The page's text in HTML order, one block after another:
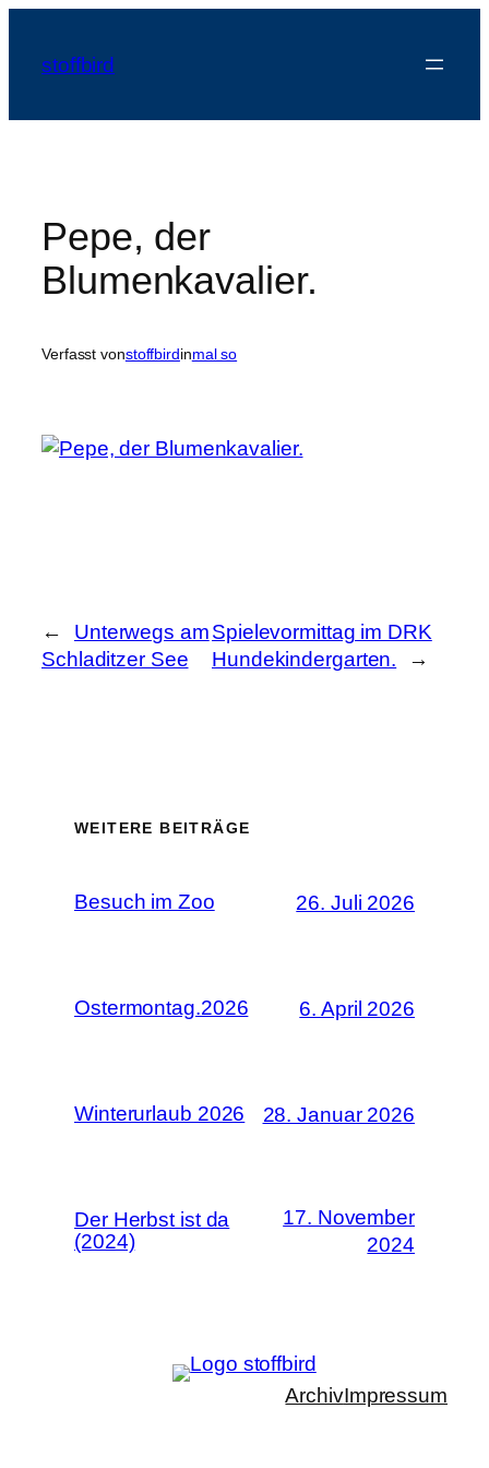
springen
stoffbird
Pepe, der
Blumenkavalier.
Verfasst vonstoffbirdinmal so
←
Unterwegs am
Schladitzer See
Spielevormittag im DRK
Hundekindergarten.
→
WEITERE BEITRÄGE
Besuch im Zoo 26. Juli 2026
Ostermontag.2026 6. April 2026
Winterurlaub 2026 28. Januar 2026
Der Herbst ist da
(2024)
17. November
2024
ArchivImpressum